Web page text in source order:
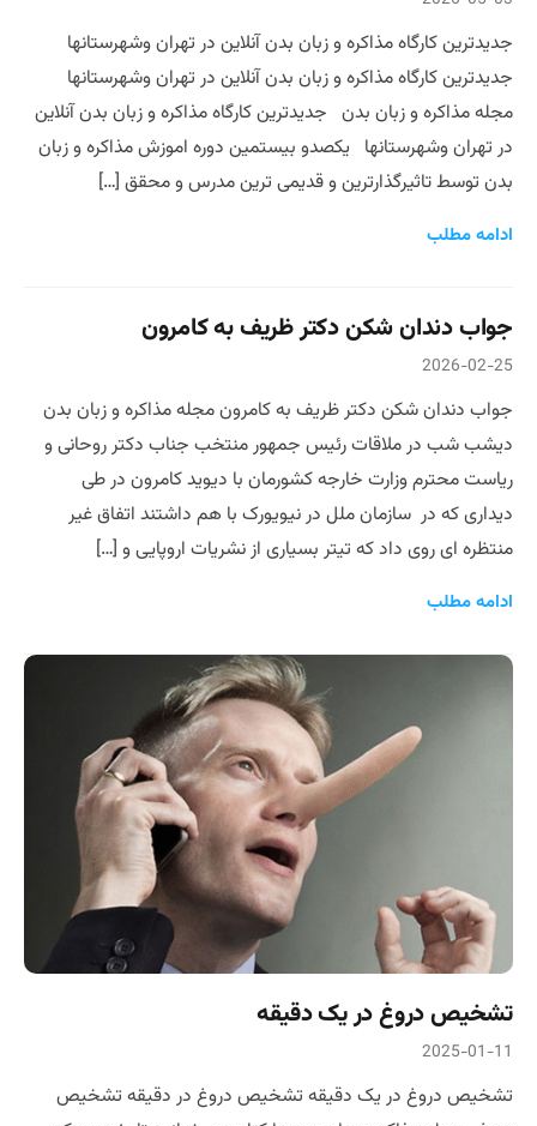
جدیدترین کارگاه مذاکره و زبان بدن آنلاین در تهران وشهرستانها
جدیدترین کارگاه مذاکره و زبان بدن آنلاین در تهران وشهرستانها
مجله مذاکره و زبان بدن جدیدترین کارگاه مذاکره و زبان بدن آنلاین
در تهران وشهرستانها یکصدو بیستمین دوره اموزش مذاکره و زبان
بدن توسط تاثیرگذارترین و قدیمی ترین مدرس و محقق […]
ادامه مطلب
جواب دندان شکن دکتر ظریف به کامرون
2026-02-25
جواب دندان شکن دکتر ظریف به کامرون مجله مذاکره و زبان بدن
دیشب شب در ملاقات رئیس جمهور منتخب جناب دکتر روحانی و
ریاست محترم وزارت خارجه کشورمان با دیوید کامرون در طی
دیداری که در سازمان ملل در نیویورک با هم داشتند اتفاق غیر
منتظره ای روی داد که تیتر بسیاری از نشریات اروپایی و […]
ادامه مطلب
تشخیص دروغ در یک دقیقه
2025-01-11
تشخیص دروغ در یک دقیقه تشخیص دروغ در دقیقه تشخیص